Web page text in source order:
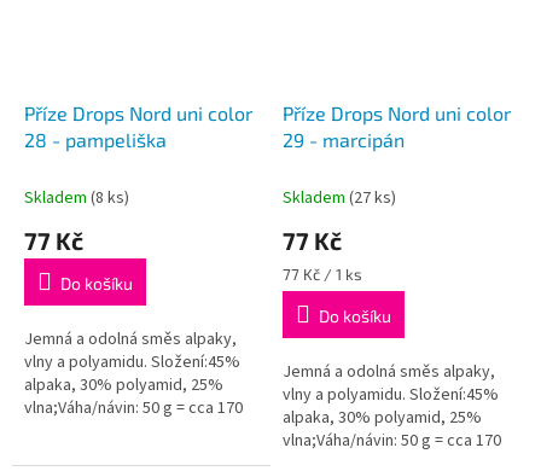
Příze Drops Nord uni color
28 - pampeliška
Skladem (8 ks)
77 Kč
Do košíku
Jemná a odolná směs alpaky,
vlny a polyamidu. Složení:45%
alpaka, 30% polyamid, 25%
vlna;Váha/návin: 50 g = cca 170
Příze Drops Nord uni color
29 - marcipán
Skladem (27 ks)
77 Kč
Měrná
cena:
77 Kč / 1 ks
Do košíku
Jemná a odolná směs alpaky,
vlny a polyamidu. Složení:45%
alpaka, 30% polyamid, 25%
vlna;Váha/návin: 50 g = cca 170